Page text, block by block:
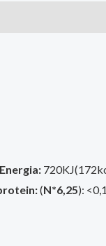
Energia:
(N*6,25):